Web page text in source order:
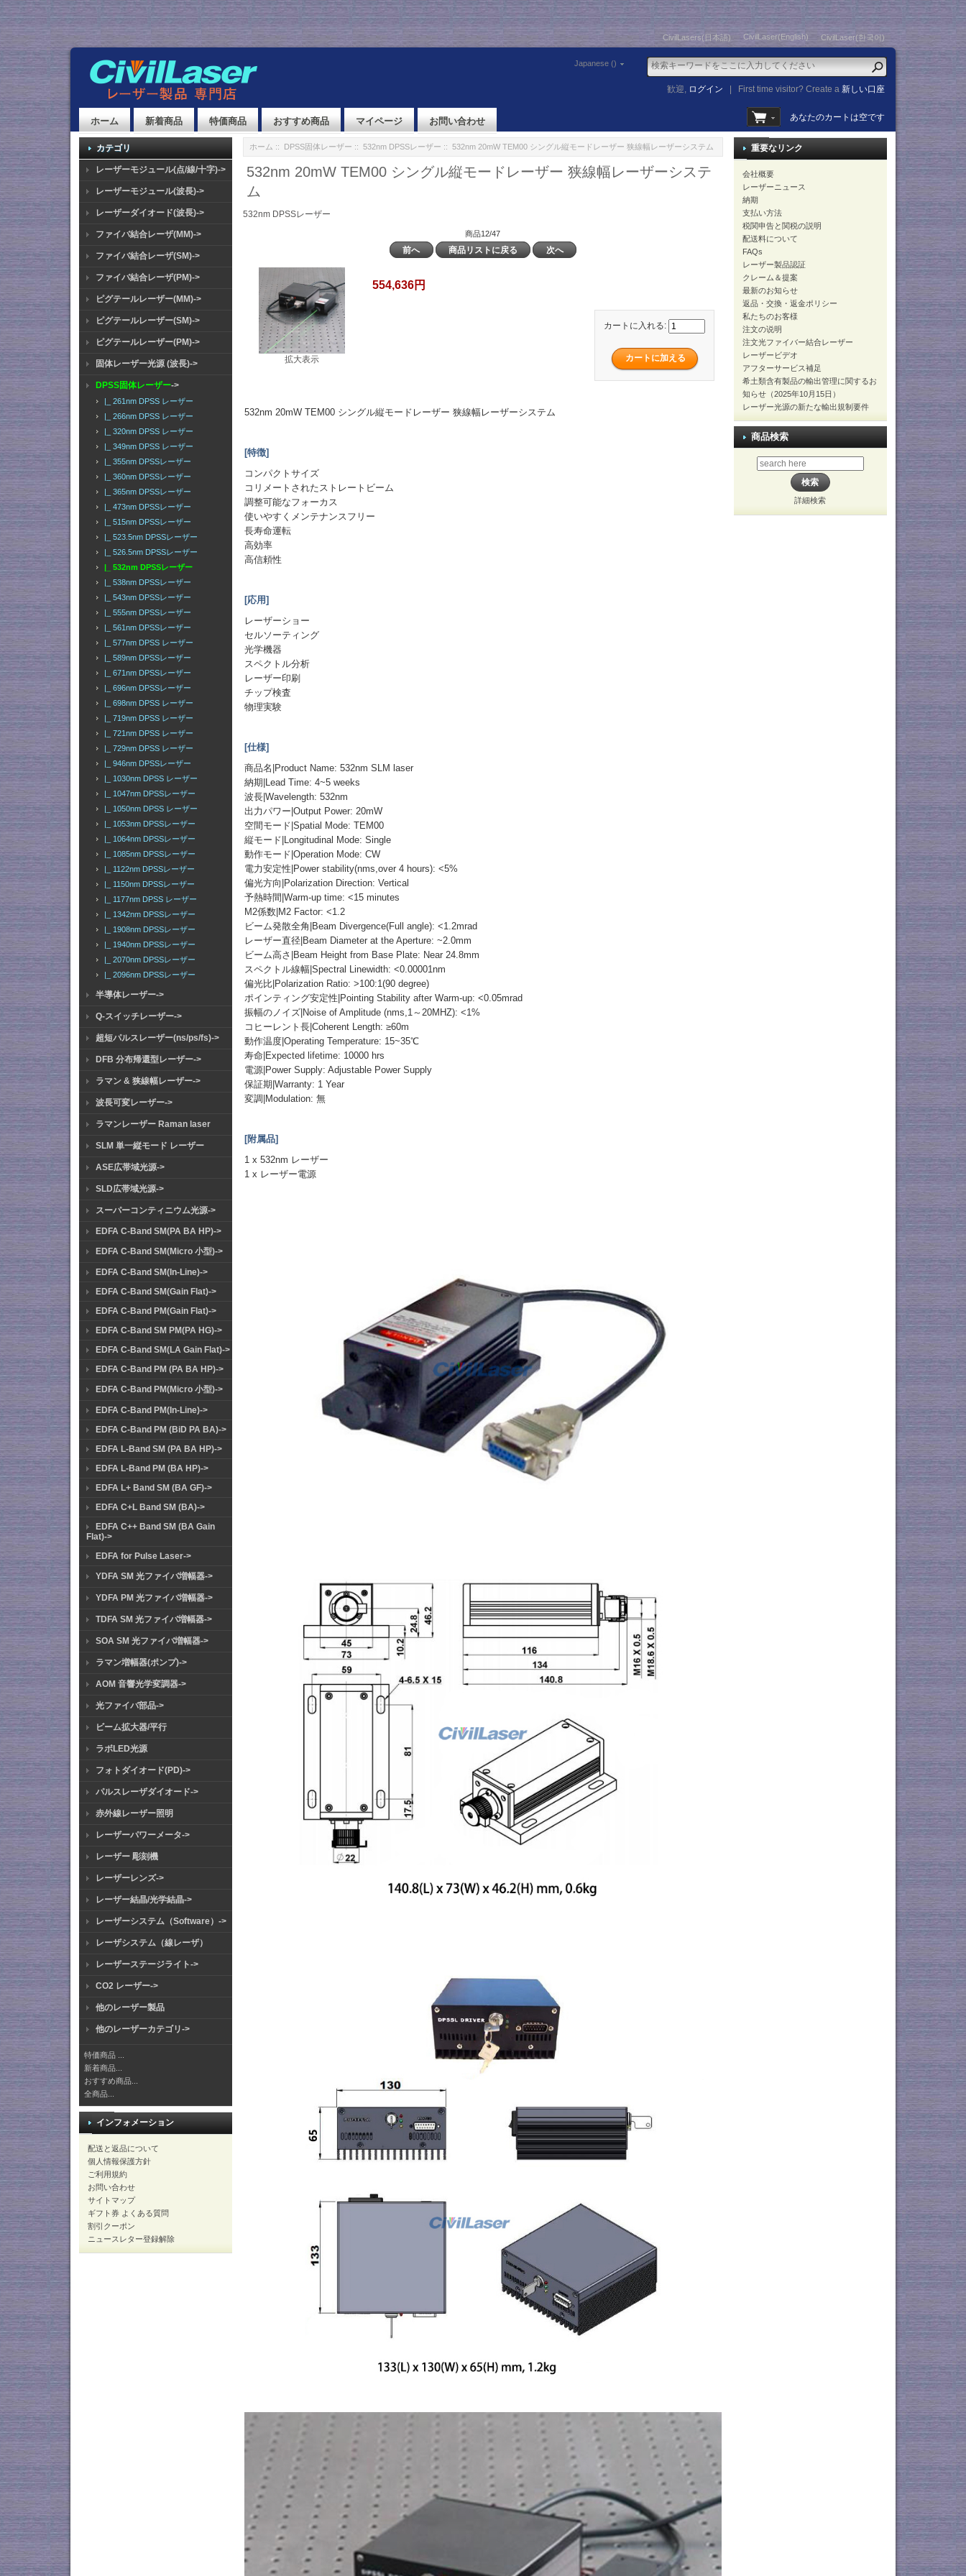
CivilLasers(日本語) CivilLaser(English) CivilLaser(한국어)
Japanese ()
歓迎, ログイン First time visitor? Create a新しい口座
ホーム 新着商品 特価商品 おすすめ商品 マイページ お問い合わせ あなたのカートは空です
カテゴリ
レーザーモジュール(点/線/十字)->
レーザーモジュール(波長)->
レーザーダイオード(波長)->
ファイバ結合レーザ(MM)->
ファイバ結合レーザ(SM)->
ファイバ結合レーザ(PM)->
ピグテールレーザー(MM)->
ピグテールレーザー(SM)->
ピグテールレーザー(PM)->
固体レーザー光源 (波長)->
DPSS固体レーザー->
|_ 261nm DPSS レーザー
|_ 266nm DPSS レーザー
|_ 320nm DPSS レーザー
|_ 349nm DPSS レーザー
|_ 355nm DPSSレーザー
|_ 360nm DPSSレーザー
|_ 365nm DPSSレーザー
|_ 473nm DPSSレーザー
|_ 515nm DPSSレーザー
|_ 523.5nm DPSSレーザー
|_ 526.5nm DPSSレーザー
|_ 532nm DPSSレーザー
|_ 538nm DPSSレーザー
|_ 543nm DPSSレーザー
|_ 555nm DPSSレーザー
|_ 561nm DPSSレーザー
|_ 577nm DPSS レーザー
|_ 589nm DPSSレーザー
|_ 671nm DPSSレーザー
|_ 696nm DPSSレーザー
|_ 698nm DPSS レーザー
|_ 719nm DPSS レーザー
|_ 721nm DPSS レーザー
|_ 729nm DPSS レーザー
|_ 946nm DPSSレーザー
|_ 1030nm DPSS レーザー
|_ 1047nm DPSSレーザー
|_ 1050nm DPSS レーザー
|_ 1053nm DPSSレーザー
|_ 1064nm DPSSレーザー
|_ 1085nm DPSSレーザー
|_ 1122nm DPSSレーザー
|_ 1150nm DPSSレーザー
|_ 1177nm DPSS レーザー
|_ 1342nm DPSSレーザー
|_ 1908nm DPSSレーザー
|_ 1940nm DPSSレーザー
|_ 2070nm DPSSレーザー
|_ 2096nm DPSSレーザー
半導体レーザー->
Q-スイッチレーザー->
超短パルスレーザー(ns/ps/fs)->
DFB 分布帰還型レーザー->
ラマン & 狭線幅レーザー->
波長可変レーザー->
ラマンレーザー Raman laser
SLM 単一縦モード レーザー
ASE広帯域光源->
SLD広帯域光源->
スーパーコンティニウム光源->
EDFA C-Band SM(PA BA HP)->
EDFA C-Band SM(Micro 小型)->
EDFA C-Band SM(In-Line)->
EDFA C-Band SM(Gain Flat)->
EDFA C-Band PM(Gain Flat)->
EDFA C-Band SM PM(PA HG)->
EDFA C-Band SM(LA Gain Flat)->
EDFA C-Band PM (PA BA HP)->
EDFA C-Band PM(Micro 小型)->
EDFA C-Band PM(In-Line)->
EDFA C-Band PM (BiD PA BA)->
EDFA L-Band SM (PA BA HP)->
EDFA L-Band PM (BA HP)->
EDFA L+ Band SM (BA GF)->
EDFA C+L Band SM (BA)->
EDFA C++ Band SM (BA Gain
Flat)->
EDFA for Pulse Laser->
YDFA SM 光ファイバ増幅器->
YDFA PM 光ファイバ増幅器->
TDFA SM 光ファイバ増幅器->
SOA SM 光ファイバ増幅器->
ラマン増幅器(ポンプ)->
AOM 音響光学変調器->
光ファイバ部品->
ビーム拡大器/平行
ラボLED光源
フォトダイオード(PD)->
パルスレーザダイオード->
赤外線レーザー照明
レーザーパワーメータ->
レーザー 彫刻機
レーザーレンズ->
レーザー結晶/光学結晶->
レーザーシステム（Software）->
レーザシステム（線レーザ）
レーザーステージライト->
CO2 レーザー->
他のレーザー製品
他のレーザーカテゴリ->
特価商品 ...
新着商品...
おすすめ商品...
全商品...
インフォメーション
配送と返品について
個人情報保護方針
ご利用規約
お問い合わせ
サイトマップ
ギフト券 よくある質問
割引クーポン
ニュースレター登録解除
ホーム :: DPSS固体レーザー :: 532nm DPSSレーザー :: 532nm 20mW TEM00 シングル縦モードレーザー 狭線幅レーザーシステム
532nm 20mW TEM00 シングル縦モードレーザー 狭線幅レーザーシステ
ム
532nm DPSSレーザー
商品12/47
前へ 商品リストに戻る 次へ
拡大表示
554,636円
カートに入れる:
532nm 20mW TEM00 シングル縦モードレーザー 狭線幅レーザーシステム
[特徴]
コンパクトサイズ
コリメートされたストレートビーム
調整可能なフォーカス
使いやすくメンテナンスフリー
長寿命運転
高効率
高信頼性
[応用]
レーザーショー
セルソーティング
光学機器
スペクトル分析
レーザー印刷
チップ検査
物理実験
[仕様]
商品名|Product Name: 532nm SLM laser
納期|Lead Time: 4~5 weeks
波長|Wavelength: 532nm
出力パワー|Output Power: 20mW
空間モード|Spatial Mode: TEM00
縦モード|Longitudinal Mode: Single
動作モード|Operation Mode: CW
電力安定性|Power stability(nms,over 4 hours): <5%
偏光方向|Polarization Direction: Vertical
予熱時間|Warm-up time: <15 minutes
M2係数|M2 Factor: <1.2
ビーム発散全角|Beam Divergence(Full angle): <1.2mrad
レーザー直径|Beam Diameter at the Aperture: ~2.0mm
ビーム高さ|Beam Height from Base Plate: Near 24.8mm
スペクトル線幅|Spectral Linewidth: <0.00001nm
偏光比|Polarization Ratio: >100:1(90 degree)
ポインティング安定性|Pointing Stability after Warm-up: <0.05mrad
振幅のノイズ|Noise of Amplitude (nms,1～20MHZ): <1%
コヒーレント長|Coherent Length: ≥60m
動作温度|Operating Temperature: 15~35℃
寿命|Expected lifetime: 10000 hrs
電源|Power Supply: Adjustable Power Supply
保証期|Warranty: 1 Year
変調|Modulation: 無
[附属品]
1 x 532nm レーザー
1 x レーザー電源
重要なリンク
会社概要
レーザーニュース
納期
支払い方法
税関申告と関税の説明
配送料について
FAQs
レーザー製品認証
クレーム＆提案
最新のお知らせ
返品・交換・返金ポリシー
私たちのお客様
注文の说明
注文光ファイバー結合レーザー
レーザービデオ
アフターサービス補足
希土類含有製品の輸出管理に関するお
知らせ（2025年10月15日）
レーザー光源の新たな輸出規制要件
商品検索
詳細検索